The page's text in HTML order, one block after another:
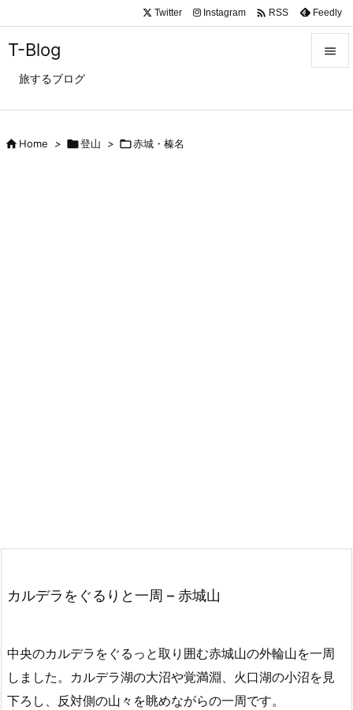
T-Blog
旅するブログ

Twitter Instagram  RSS Feedly
Home > 登山 > 赤城・榛名
カルデラをぐるりと一周 – 赤城山
中央のカルデラをぐるっと取り囲む赤城山の外輪山を一周
しました。カルデラ湖の大沼や覚満淵、火口湖の小沼を見
下ろし、反対側の山々を眺めながらの一周です。